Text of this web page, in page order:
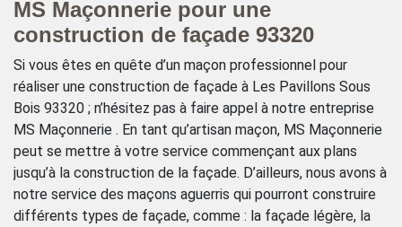
MS Maçonnerie pour une
construction de façade 93320
Si vous êtes en quête d’un maçon professionnel pour
réaliser une construction de façade à Les Pavillons Sous
Bois 93320 ; n’hésitez pas à faire appel à notre entreprise
MS Maçonnerie . En tant qu’artisan maçon, MS Maçonnerie
peut se mettre à votre service commençant aux plans
jusqu’à la construction de la façade. D’ailleurs, nous avons à
notre service des maçons aguerris qui pourront construire
différents types de façade, comme : la façade légère, la